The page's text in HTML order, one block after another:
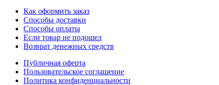
Как оформить заказ
Способы доставки
Способы оплаты
Если товар не подошел
Возврат денежных средств
Публичная оферта
Пользовательское соглашение
Политика конфиденциальности